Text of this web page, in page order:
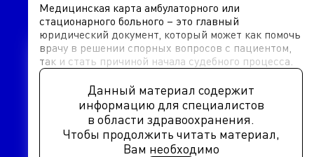
Медицинская карта амбулаторного или
стационарного больного – это главный
юридический документ, который может как помочь
врачу в решении спорных вопросов с пациентом,
так и стать причиной начала судебного процесса.
Данный материал содержит
информацию для специалистов
в области здравоохранения.
Чтобы продолжить читать материал,
Вам необходимо